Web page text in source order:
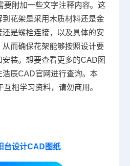
要附加一些文字注释内容。这
花架是采用木质材料还是金
是螺栓连接，以及具体的安
而确保花架能够按照设计要
装。想要查看更多的CAD图
浩辰CAD官网进行查询。本
相学习资料，请勿商用。
台设计CAD图纸